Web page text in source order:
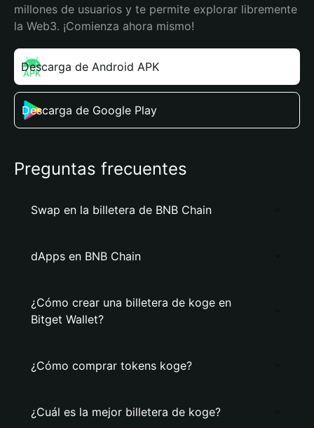
millones de usuarios y te permite explorar libremente
la Web3. ¡Comienza ahora mismo!
Descarga de Android APK
Descarga de Google Play
Preguntas frecuentes
Swap en la billetera de BNB Chain
dApps en BNB Chain
¿Cómo crear una billetera de koge en
Bitget Wallet?
¿Cómo comprar tokens koge?
¿Cuál es la mejor billetera de koge?